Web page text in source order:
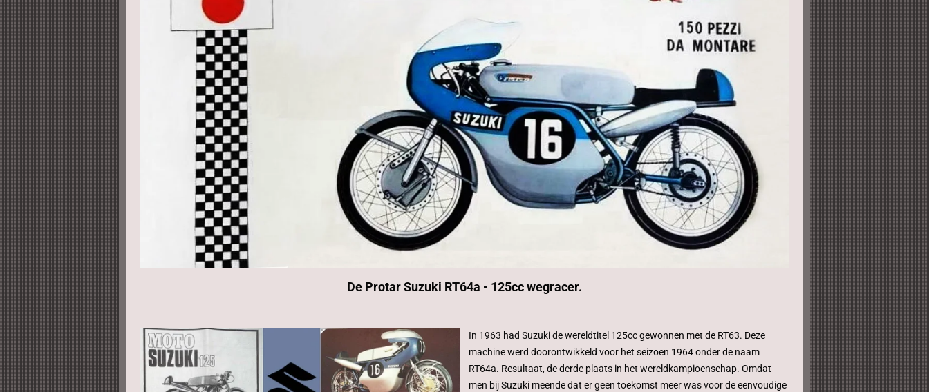
De Protar Suzuki RT64a - 125cc wegracer.
In 1963 had Suzuki de wereldtitel 125cc gewonnen met de RT63. Deze
machine werd doorontwikkeld voor het seizoen 1964 onder de naam
RT64a. Resultaat, de derde plaats in het wereldkampioenschap. Omdat
men bij Suzuki meende dat er geen toekomst meer was voor de eenvoudige